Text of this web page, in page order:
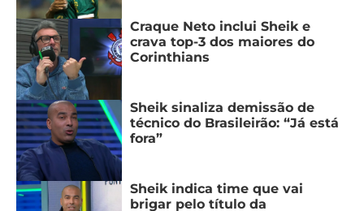
Craque Neto inclui Sheik e
crava top-3 dos maiores do
Corinthians
Sheik sinaliza demissão de
técnico do Brasileirão: “Já está
fora”
Sheik indica time que vai
brigar pelo título da